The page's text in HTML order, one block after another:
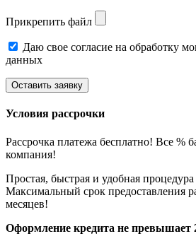
Прикрепить файл
Даю свое согласие на обработку
данных
Условия рассрочки
Рассрочка платежа бесплатно! Все %
компания!
Простая, быстрая и удобная
Максимальный срок предоставления
месяцев!
Оформление кредита не превышает